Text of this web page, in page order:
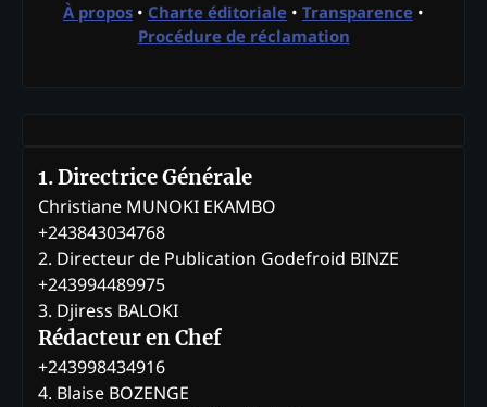
À propos • Charte éditoriale • Transparence •
Procédure de réclamation
1. Directrice Générale
Christiane MUNOKI EKAMBO
+243843034768
2. Directeur de Publication Godefroid BINZE
+243994489975
3. Djiress BALOKI
Rédacteur en Chef
+243998434916
4. Blaise BOZENGE